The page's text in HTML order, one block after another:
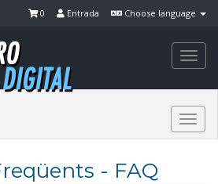
Choose language
Entrada
0
- FAQ